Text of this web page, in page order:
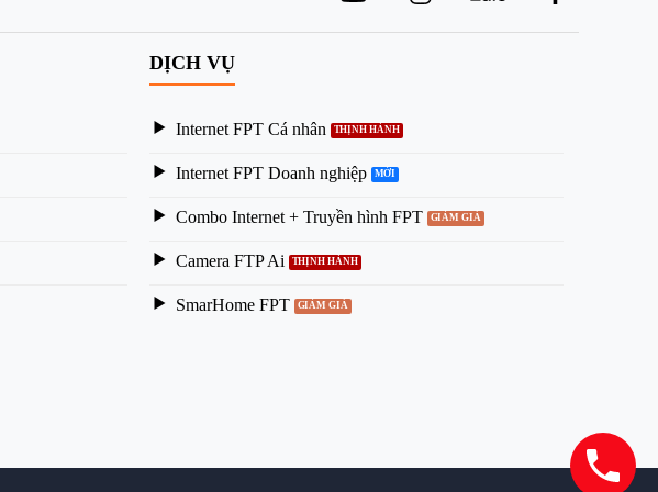
DỊCH VỤ
Internet FPT Cá nhân
Internet FPT Doanh nghiệp
Combo Internet + Truyền hình FPT
Camera FTP Ai
SmarHome FPT